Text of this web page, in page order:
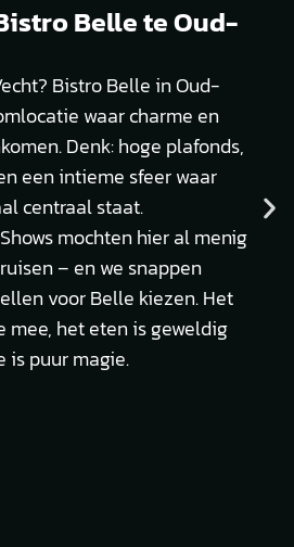
Belle te Oud-
Bistro Belle in Oud-
waar charme en
Denk: hoge plafonds,
een intieme sfeer waar
centraal staat.
Shows mochten hier al menig
– en we snappen
voor Belle kiezen. Het
mee, het eten is geweldig
is puur magie.